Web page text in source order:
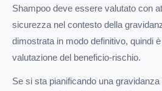
Shampoo deve essere valutato con
sicurezza nel contesto della
dimostrata in modo definitivo, quindi
valutazione del beneficio-rischio.
Se si sta pianificando una